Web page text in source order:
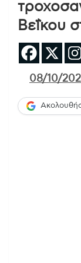
Βεΐκου
08/10/